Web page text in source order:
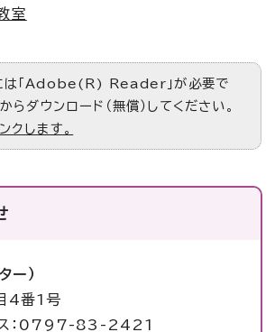
室
は「Adobe(R) Reader」が必要で
ダウンロード（無償）してください。
します。
ー）
4番1号
：0797-83-2421